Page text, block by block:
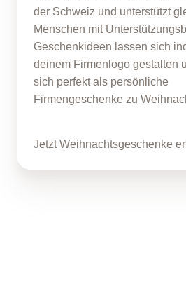
der Schweiz und unterstützt
Menschen mit
Geschenkideen lassen sich
deinem Firmenlogo gestalten
sich perfekt als persönliche
Firmengeschenke zu
Jetzt Weihnachtsgeschenke